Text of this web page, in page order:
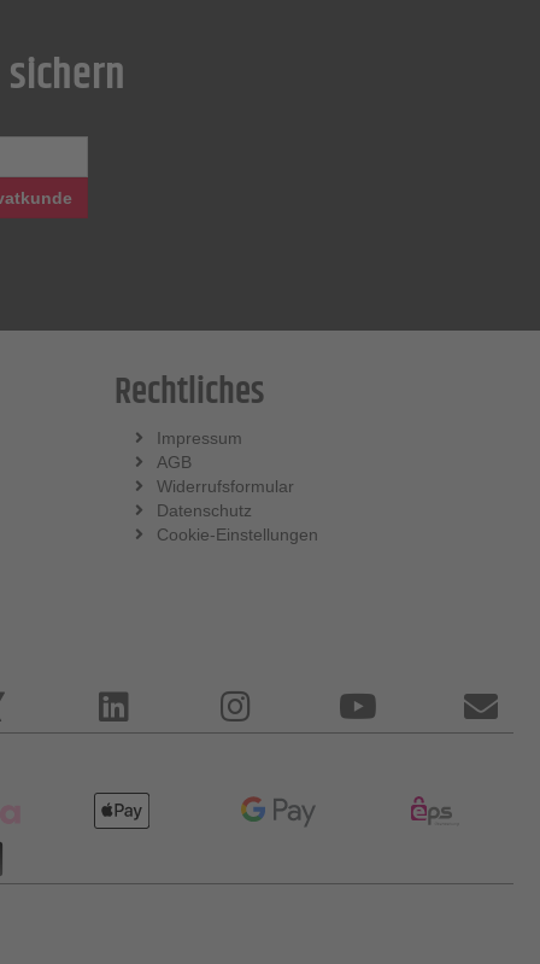
Rechtliches
Impressum
AGB
Widerrufsformular
Datenschutz
Cookie-Einstellungen